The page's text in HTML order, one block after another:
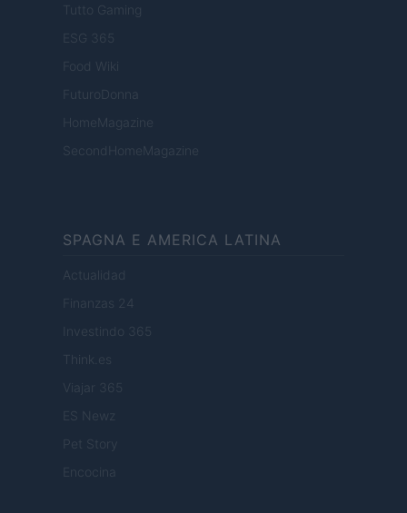
Tutto Gaming
ESG 365
Food Wiki
FuturoDonna
HomeMagazine
SecondHomeMagazine
SPAGNA E AMERICA LATINA
Actualidad
Finanzas 24
Investindo 365
Think.es
Viajar 365
ES Newz
Pet Story
Encocina